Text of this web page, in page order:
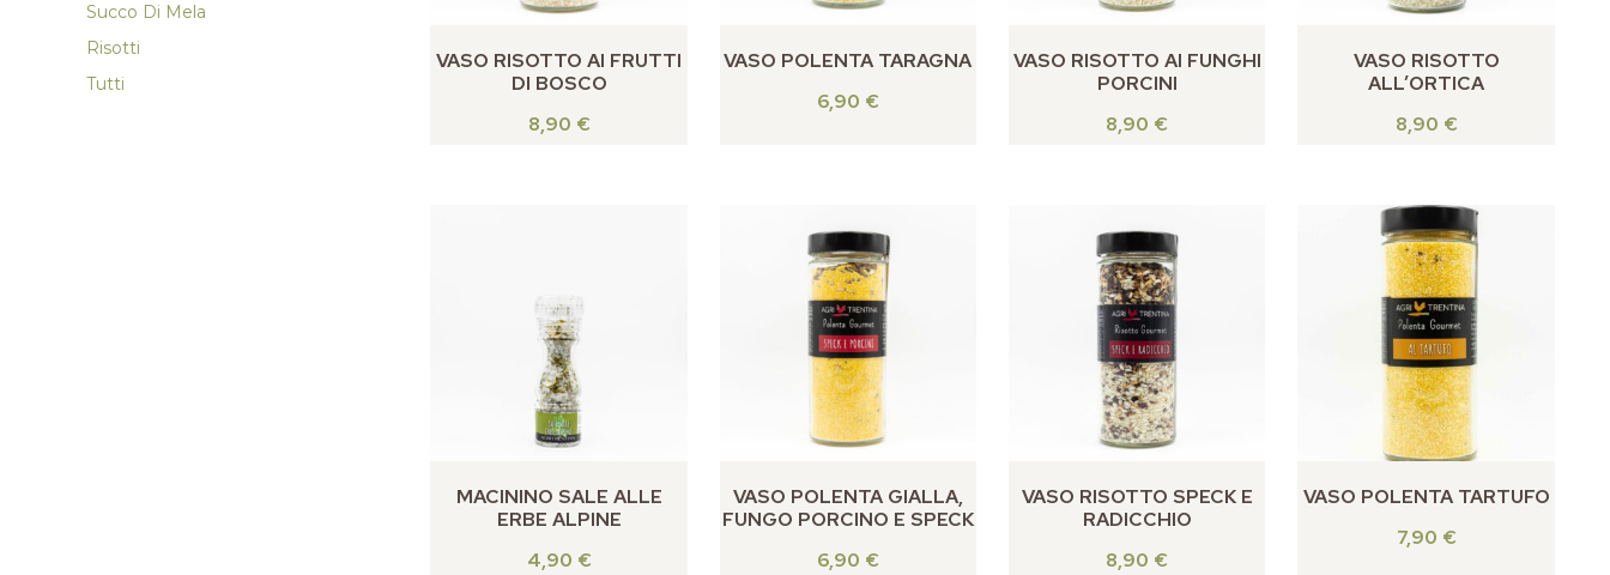
Succo Di Mela
Risotti
Tutti
VASO RISOTTO AI FRUTTI
DI BOSCO
8,90 €
VASO POLENTA TARAGNA
6,90 €
VASO RISOTTO AI FUNGHI
PORCINI
8,90 €
VASO RISOTTO
ALL’ORTICA
8,90 €
MACININO SALE ALLE
ERBE ALPINE
4,90 €
VASO POLENTA GIALLA,
FUNGO PORCINO E SPECK
6,90 €
VASO RISOTTO SPECK E
RADICCHIO
8,90 €
VASO POLENTA TARTUFO
7,90 €